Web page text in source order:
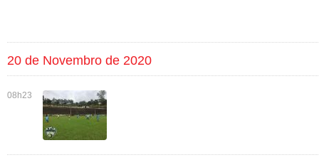
20 de Novembro de 2020
08h23